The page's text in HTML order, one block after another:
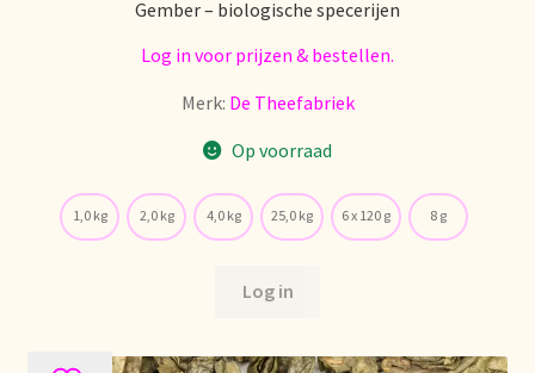
Gember – biologische specerijen
Log in voor prijzen & bestellen.
Merk: De Theefabriek
Op voorraad
1,0 kg 2,0 kg 4,0 kg 25,0 kg 6 x 120 g 8 g
Log in